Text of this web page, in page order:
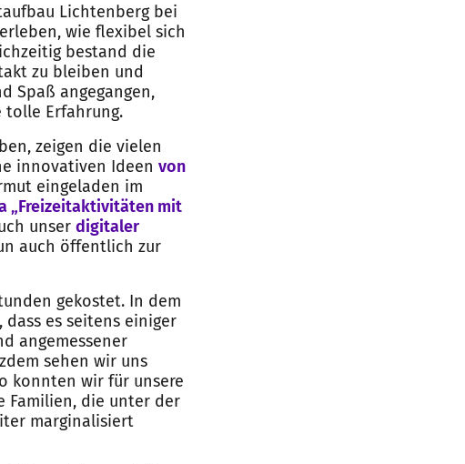
Lichtenberg bei
wie flexibel sich
bestand die
zu bleiben und
Spaß angegangen,
tolle Erfahrung.
zeigen die vielen
innovativen Ideen von
eingeladen im
„Freizeitaktivitäten mit
unser digitaler
auch öffentlich zur
gekostet. In dem
es seitens einiger
angemessener
sehen wir uns
konnten wir für unsere
Familien, die unter der
marginalisiert